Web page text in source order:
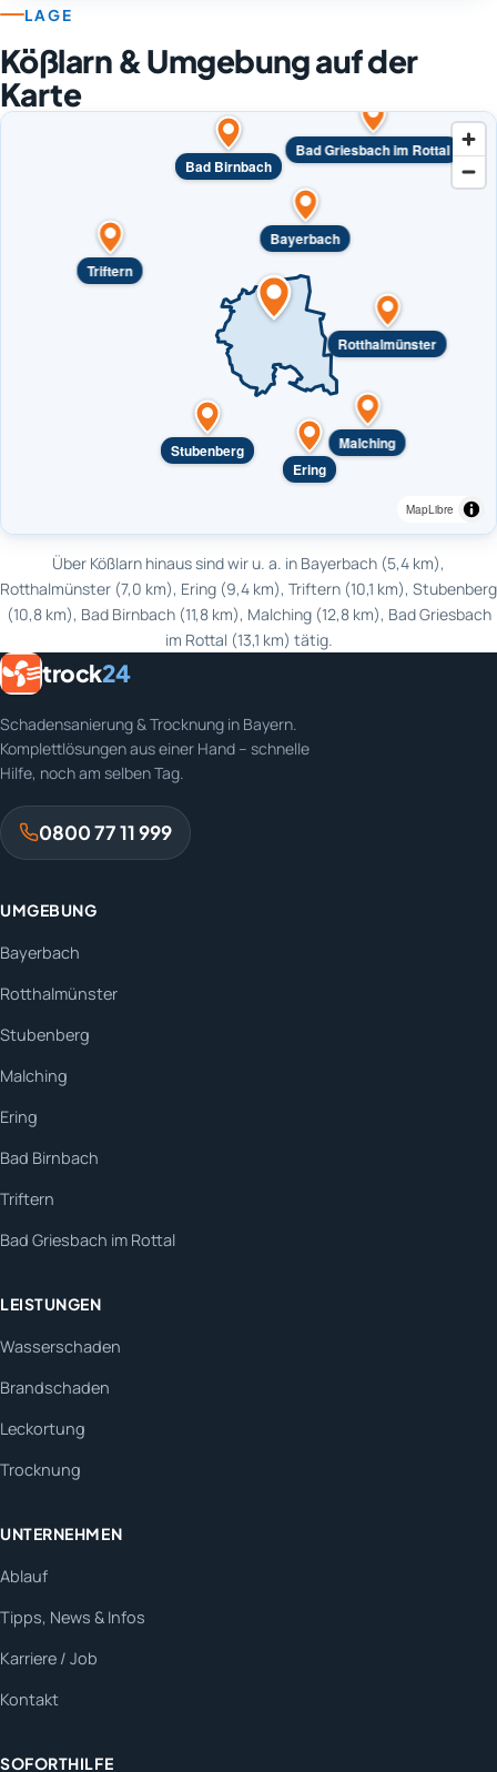
LAGE
Kößlarn & Umgebung auf der
Karte
Bayerbach
Rotthalmünster
Stubenberg
Malching
Ering
Bad Birnbach
Triftern
Bad Griesbach im Rottal
MapLibre
Über Kößlarn hinaus sind wir u. a. in Bayerbach (5,4 km),
Rotthalmünster (7,0 km), Ering (9,4 km), Triftern (10,1 km), Stubenberg
(10,8 km), Bad Birnbach (11,8 km), Malching (12,8 km), Bad Griesbach
im Rottal (13,1 km) tätig.
trock24
Schadensanierung & Trocknung in Bayern.
Komplettlösungen aus einer Hand – schnelle
Hilfe, noch am selben Tag.
0800 77 11 999
UMGEBUNG
Bayerbach
Rotthalmünster
Stubenberg
Malching
Ering
Bad Birnbach
Triftern
Bad Griesbach im Rottal
LEISTUNGEN
Wasserschaden
Brandschaden
Leckortung
Trocknung
UNTERNEHMEN
Ablauf
Tipps, News & Infos
Karriere / Job
Kontakt
SOFORTHILFE